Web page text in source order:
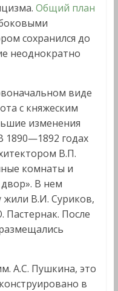
Общий план
сохранился до
неоднократно
виде
с княжеским
изменения
1890—1892 годах
В.П.
комнаты и
В нем
жили В.И. Суриков,
Пастернак. После
А.С. Пушкина, это
в